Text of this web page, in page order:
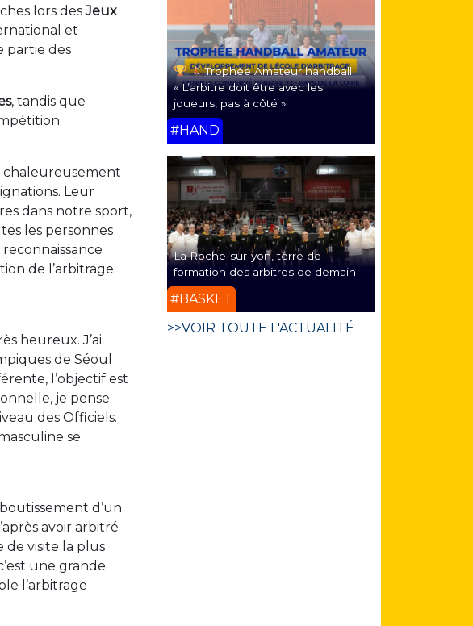
lors desJeux
et
partie des
, tandis que
chaleureusement
Leur
dans notre sport,
les personnes
de l’arbitrage
heureux. J’ai
de Séoul
l’objectif est
je pense
des Officiels.
se
d’un
avoir arbitré
de visite la plus
une grande
l’arbitrage
Trophée Amateur handball
« L’arbitre doit être avec les
joueurs, pas à côté »
#HAND
La Roche-sur-yon, terre de
formation des arbitres de demain
#BASKET
>>VOIR TOUTE L'ACTUALITÉ